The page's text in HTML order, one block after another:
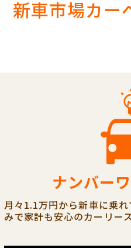
新車市場カー
ナンバー
月々1.1万円から新車に乗
みで家計も安心のカーリー